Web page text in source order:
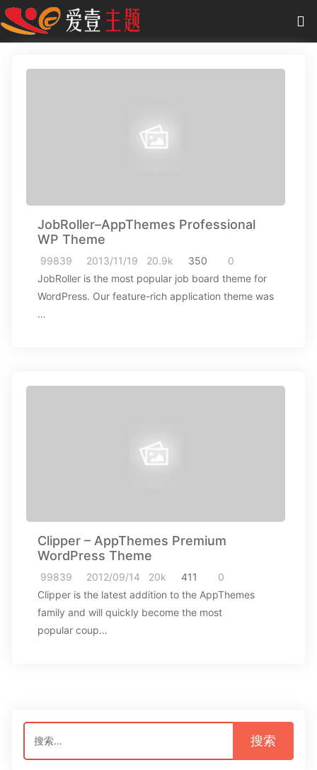
JobRoller–AppThemes Professional
WP Theme
99839 2013/11/19 20.9k 350
0
JobRoller is the most popular job board theme for
WordPress. Our feature-rich application theme was
…
Clipper – AppThemes Premium
WordPress Theme
99839 2012/09/14 20k 411
0
Clipper is the latest addition to the AppThemes
family and will quickly become the most
popular coup…
搜
索：